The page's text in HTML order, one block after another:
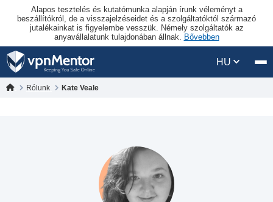
Alapos tesztelés és kutatómunka alapján írunk véleményt a
beszállítókról, de a visszajelzéseidet és a szolgáltatóktól származó
jutalékainkat is figyelembe vesszük. Némely szolgáltatók az
anyavállalatunk tulajdonában állnak. Bővebben
HU
Rólunk Kate Veale